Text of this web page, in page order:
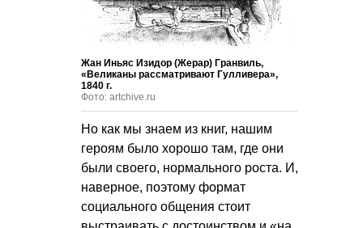
Жан Иньяс Изидор (Жерар) Гранвиль,
«Великаны рассматривают Гулливера»,
1840 г.
Фото: artchive.ru
Но как мы знаем из книг, нашим
героям было хорошо там, где они
были своего, нормального роста. И,
наверное, поэтому формат
социального общения стоит